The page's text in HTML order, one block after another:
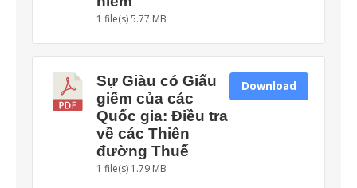
1 file(s)5.77 MB
Sự Giàu có Giấu
giếm của các
Quốc gia: Điều tra
về các Thiên
đường Thuế
1 file(s) 1.79 MB
Download